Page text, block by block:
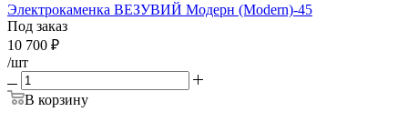
Электрокаменка ВЕЗУВИЙ Модерн (Modern)-45
Под заказ
10 700 ₽
/шт
В корзину